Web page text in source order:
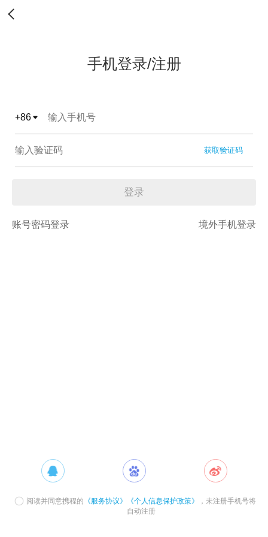
手机登录/注册
+86
获取验证码
登录
账号密码登录 境外手机登录
阅读并同意携程的 《服务协议》 《个人信息保护政策》
，未注册手机号将
自动注册